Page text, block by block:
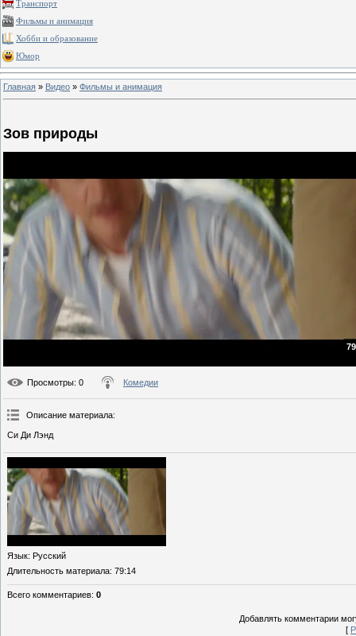
Транспорт
Фильмы и анимация
Хобби и образование
Юмор
Главная » Видео » Фильмы и анимация
Зов природы
Просмотры: 0 Комедии
Описание материала:
Си Ди Лэнд
Язык: Русский
Длительность материала: 79:14
Всего комментариев: 0
Добавлять комментарии
[